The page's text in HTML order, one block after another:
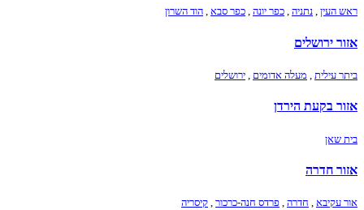
ראש העין , נתניה , כפר יונה , כפר סבא , הוד השרון
אזור ירושלים
ביתר עילית , מעלה אדומים , ירושלים
אזור בקעת הירדן
בית שאן
אזור חדרה
אור עקיבא , חדרה , פרדס חנה-כרכור , קיסריה